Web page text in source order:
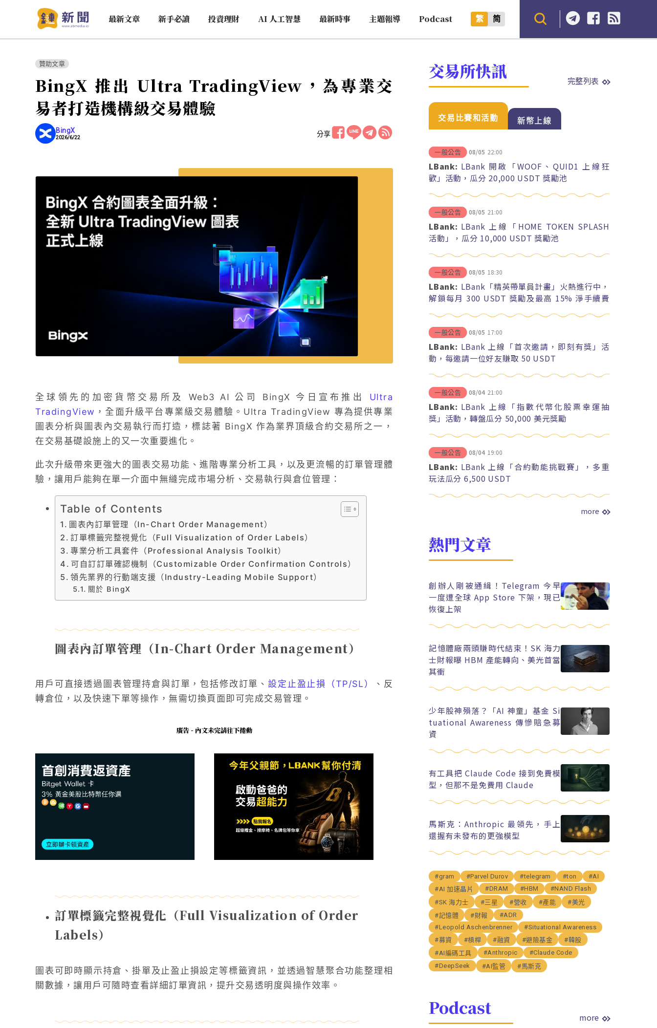
最新文章 新手必讀 投資理財 AI 人工智慧 最新時事 主題報導 Podcast 繁 简
贊助文章
BingX 推出 Ultra TradingView，為專業交
易者打造機構級交易體驗
BingX
2026/6/22 分享
全球領先的加密貨幣交易所及 Web3 AI 公司 BingX 今日宣布推出 Ultra
TradingView ，全面升級平台專業級交易體驗。Ultra TradingView 專為提供專業
圖表分析與圖表內交易執行而打造，標誌著 BingX 作為業界頂級合約交易所之一，
在交易基礎設施上的又一次重要進化。
此次升級帶來更強大的圖表交易功能、進階專業分析工具，以及更流暢的訂單管理體
驗，讓用戶能夠在單一介面中無縫完成市場分析、交易執行與倉位管理：
Table of Contents
圖表內訂單管理（In-Chart Order Management）
訂單標籤完整視覺化（Full Visualization of Order Labels）
專業分析工具套件（Professional Analysis Toolkit）
可自訂訂單確認機制（Customizable Order Confirmation Controls）
領先業界的行動端支援（Industry-Leading Mobile Support）
關於 BingX
圖表內訂單管理（In-Chart Order Management）
用戶可直接透過圖表管理持倉與訂單，包括修改訂單、設定止盈止損（TP/SL）
、反
轉倉位，以及快速下單等操作，無需切換頁面即可完成交易管理。
廣告 - 內文未完請往下捲動
訂單標籤完整視覺化（Full Visualization of Order
Labels）
圖表可即時顯示持倉、掛單及止盈止損設定等標籤資訊，並透過智慧聚合功能整理相
關數據，讓用戶可隨時查看詳細訂單資訊，提升交易透明度與操作效率。
交易所快訊 完整列表
交易比賽和活動 新幣上線
一般公告 08/05 22:00
LBank: LBank 開啟「WOOF、QUID1 上線狂
歡」活動，瓜分 20,000 USDT 獎勵池
一般公告 08/05 21:00
LBank: LBank 上線「HOME TOKEN SPLASH
活動」，瓜分 10,000 USDT 獎勵池
一般公告 08/05 18:30
LBank: LBank「精英帶單員計畫」火熱進行中，
解鎖每月 300 USDT 獎勵及最高 15% 淨手續費
一般公告 08/05 17:00
LBank: LBank 上線「首次邀請，即刻有獎」活
動，每邀請一位好友賺取 50 USDT
一般公告 08/04 21:00
LBank: LBank 上線「指數代幣化股票幸運抽
獎」活動，轉盤瓜分 50,000 美元獎勵
一般公告 08/04 19:00
LBank: LBank 上線「合約動能挑戰賽」，多重
玩法瓜分 6,500 USDT
more
熱門文章
創辦人剛被通緝！Telegram 今早
一度遭全球 App Store 下架，現已
恢復上架
記憶體廠兩頭賺時代結束！SK 海力
士財報曝 HBM 產能轉向、美光首當
其衝
少年股神殞落？「AI 神童」基金 Si
tuational Awareness 傳慘賠急募
資
有工具把 Claude Code 接到免費模
型，但那不是免費用 Claude
馬斯克：Anthropic 最領先，手上
還握有未發布的更強模型
#gram #Parvel Durov #telegram #ton
#AI
#AI 加速晶片
#DRAM #HBM
#NAND Flash
#SK 海力士
#三星 #營收 #產能
#美光
#記憶體
#財報
#ADR
#Leopold Aschenbrenner
#Situational Awareness
#募資
#槓桿 #融資 #避險基金
#韓股
#AI編碼工具
#Anthropic
#Claude Code
#DeepSeek
#AI監管 #馬斯克
Podcast more